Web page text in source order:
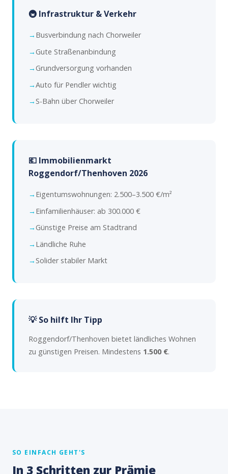
🚇 Infrastruktur & Verkehr
Busverbindung nach Chorweiler
Gute Straßenanbindung
Grundversorgung vorhanden
Auto für Pendler wichtig
S-Bahn über Chorweiler
💶 Immobilienmarkt
Roggendorf/Thenhoven 2026
Eigentumswohnungen: 2.500–3.500 €/m²
Einfamilienhäuser: ab 300.000 €
Günstige Preise am Stadtrand
Ländliche Ruhe
Solider stabiler Markt
💡 So hilft Ihr Tipp
Roggendorf/Thenhoven bietet ländliches Wohnen
zu günstigen Preisen. Mindestens 1.500 €.
SO EINFACH GEHT'S
In 3 Schritten zur Prämie